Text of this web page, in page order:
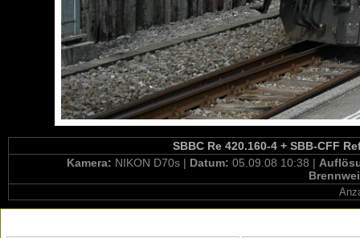
SBBC Re 420.160-4 + SBB-CFF
Kamera: NIKON D70s | Datum: 05.09.08 10:38 |